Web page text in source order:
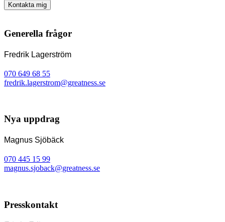
Kontakta mig
Generella frågor
Fredrik Lagerström
070 649 68 55
fredrik.lagerstrom@greatness.se
Nya uppdrag
Magnus Sjöbäck
070 445 15 99
magnus.sjoback@greatness.se
Presskontakt